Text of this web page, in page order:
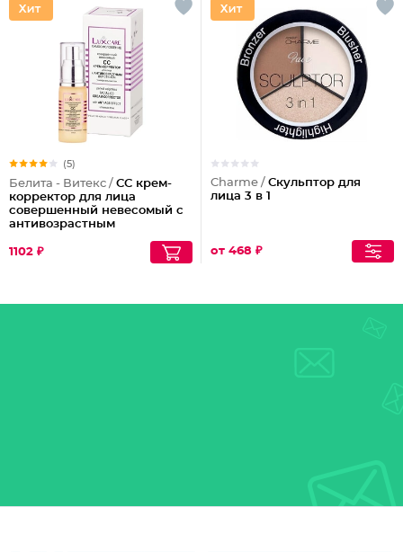
(5)
Белита - Витекс / СС крем-
корректор для лица
совершенный невесомый с
антивозрастным
1102 ₽
Charme / Скульптор для
лица 3 в 1
от 468 ₽